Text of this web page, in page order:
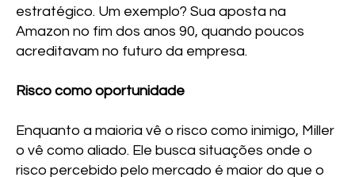
estratégico. Um exemplo? Sua aposta na
Amazon no fim dos anos 90, quando poucos
acreditavam no futuro da empresa.
Risco como oportunidade
Enquanto a maioria vê o risco como inimigo, Miller
o vê como aliado. Ele busca situações onde o
risco percebido pelo mercado é maior do que o